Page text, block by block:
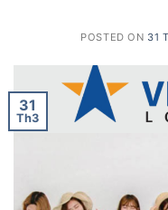
POSTED ON 31
31
Th3